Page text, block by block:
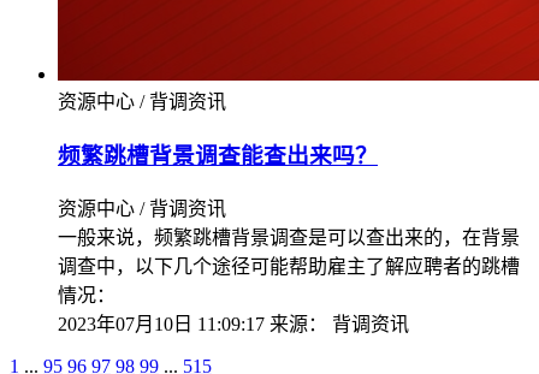
资源中心 / 背调资讯
频繁跳槽背景调查能查出来吗？
资源中心 / 背调资讯
一般来说，频繁跳槽背景调查是可以查出来的，在背景
调查中，以下几个途径可能帮助雇主了解应聘者的跳槽
情况：
2023年07月10日 11:09:17 来源： 背调资讯
1 ... 95 96 97 98 99 ... 515